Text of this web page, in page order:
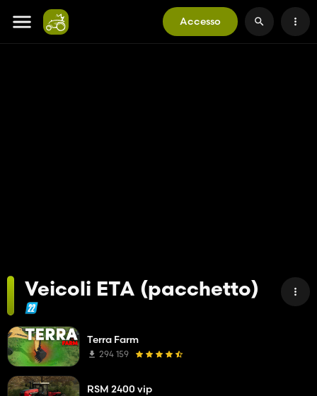
Accesso
Veicoli ETA (pacchetto)
Terra Farm
294 159
RSM 2400 vip